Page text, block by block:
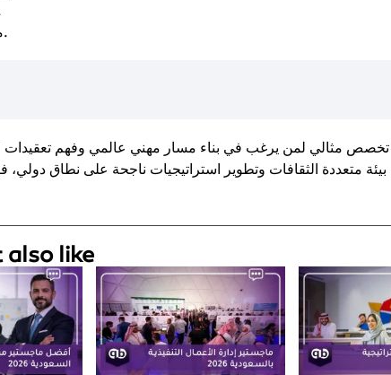
محلل
مدير سلسلة التوريد.
تخصص مثالي لمن يرغب في بناء مسار مهني عالمي وفهم تعقيدات
متعددة الثقافات وتطوير استراتيجيات ناجحة على نطاق
also like